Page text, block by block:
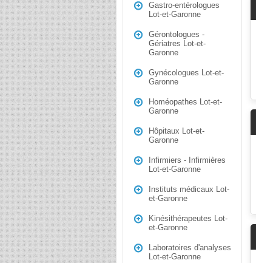
Gastro-entérologues
Lot-et-Garonne
Gérontologues -
Gériatres Lot-et-
Garonne
Gynécologues Lot-et-
Garonne
Homéopathes Lot-et-
Garonne
Hôpitaux Lot-et-
Garonne
Infirmiers - Infirmières
Lot-et-Garonne
Instituts médicaux Lot-
et-Garonne
Kinésithérapeutes Lot-
et-Garonne
Laboratoires d'analyses
Lot-et-Garonne